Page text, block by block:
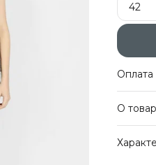
42
Оплата
О
Топ с
часть